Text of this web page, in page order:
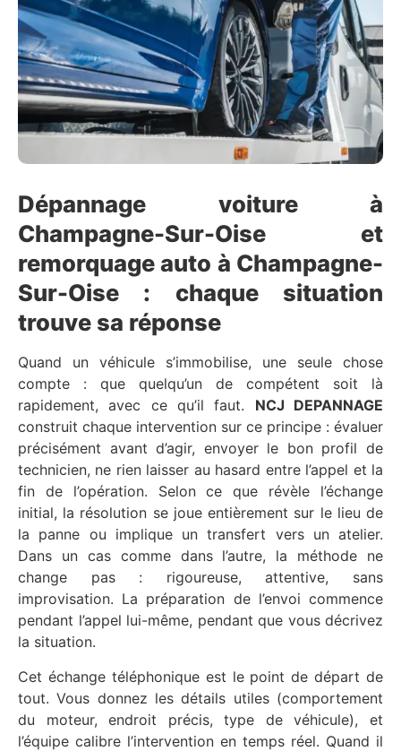
Dépannage voiture à
Champagne-Sur-Oise et
remorquage auto à Champagne-
Sur-Oise : chaque situation
trouve sa réponse
Quand un véhicule s’immobilise, une seule chose
compte : que quelqu’un de compétent soit là
rapidement, avec ce qu’il faut. NCJ DEPANNAGE
construit chaque intervention sur ce principe : évaluer
précisément avant d’agir, envoyer le bon profil de
technicien, ne rien laisser au hasard entre l’appel et la
fin de l’opération. Selon ce que révèle l’échange
initial, la résolution se joue entièrement sur le lieu de
la panne ou implique un transfert vers un atelier.
Dans un cas comme dans l’autre, la méthode ne
change pas : rigoureuse, attentive, sans
improvisation. La préparation de l’envoi commence
pendant l’appel lui-même, pendant que vous décrivez
la situation.
Cet échange téléphonique est le point de départ de
tout. Vous donnez les détails utiles (comportement
du moteur, endroit précis, type de véhicule), et
l’équipe calibre l’intervention en temps réel. Quand il